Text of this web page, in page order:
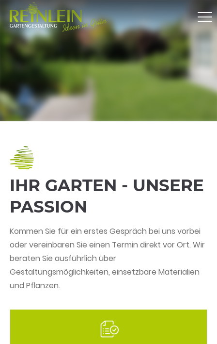
IHR GARTEN - UNSERE
PASSION
Kommen Sie für ein erstes Gespräch bei uns vorbei
oder vereinbaren Sie einen Termin direkt vor Ort. Wir
beraten Sie ausführlich über
Gestaltungsmöglichkeiten, einsetzbare Materialien
und Pflanzen.